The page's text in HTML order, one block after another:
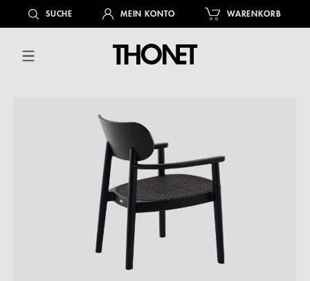
springenSUCHE MEIN KONTO WARENKORB